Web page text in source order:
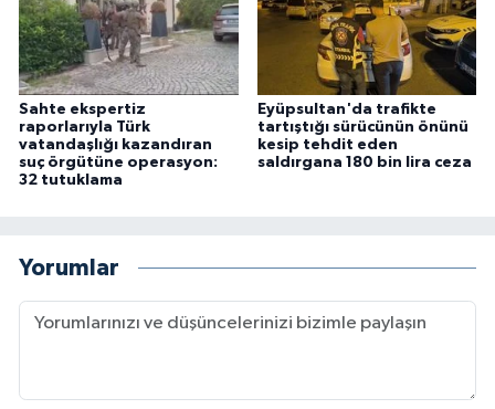
Sahte ekspertiz
raporlarıyla Türk
vatandaşlığı kazandıran
suç örgütüne operasyon:
32 tutuklama
Eyüpsultan'da trafikte
tartıştığı sürücünün önünü
kesip tehdit eden
saldırgana 180 bin lira ceza
Yorumlar